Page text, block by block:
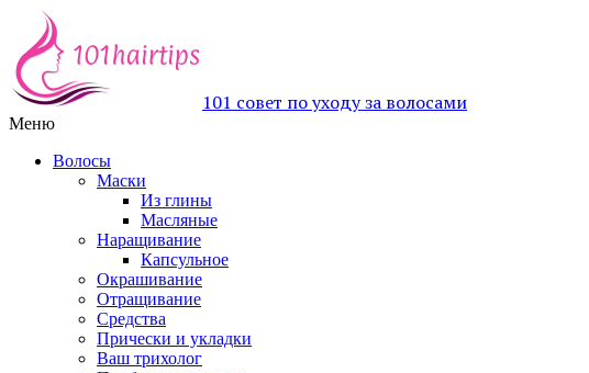
101 совет по уходу за волосами
Меню
Волосы
Маски
Из глины
Масляные
Наращивание
Капсульное
Окрашивание
Отращивание
Средства
Прически и укладки
Ваш трихолог